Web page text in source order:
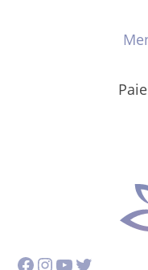
Facebook
Instagram
YouTube
Twitter